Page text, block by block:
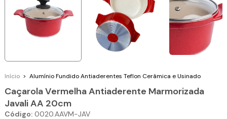
Início > Alumínio Fundido Antiaderentes Teflon Cerâmica e Usinado
Caçarola Vermelha Antiaderente Marmorizada
Javali AA 20cm
Código: 0020.AAVM-JAV